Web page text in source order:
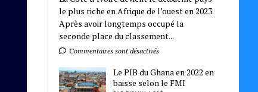
le plus riche en Afrique de l’ouest en 2023.
Après avoir longtemps occupé la
seconde place du classement...
Commentaires sont désactivés
Le PIB du Ghana en 2022 en
baisse selon le FMI